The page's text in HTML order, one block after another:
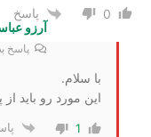
0
پاسخ
آرزو
پاسخ
با سلام.
این مورد رو باید از
1